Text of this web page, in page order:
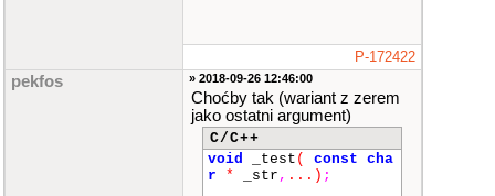
P-172422
pekfos » 2018-09-26 12:46:00
Choćby tak (wariant z zerem
jako ostatni argument)
C/C++
void _test ( const cha
r
* _str , ... ) ;